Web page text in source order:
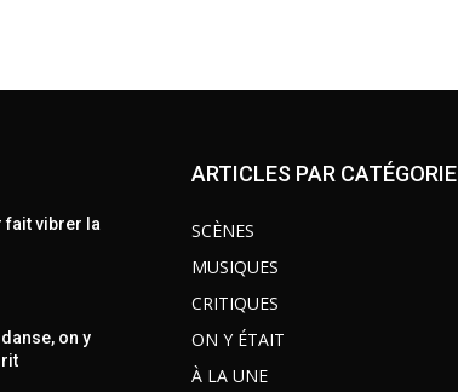
fait vibrer la
on y
rit
ARTICLES PAR CATÉGORIE
SCÈNES
MUSIQUES
CRITIQUES
ON Y ÉTAIT
À LA UNE